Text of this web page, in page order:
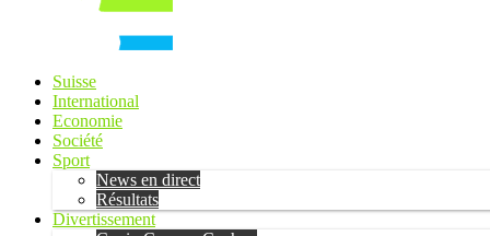
Suisse
International
Economie
Société
Sport
News en direct
Résultats
Divertissement